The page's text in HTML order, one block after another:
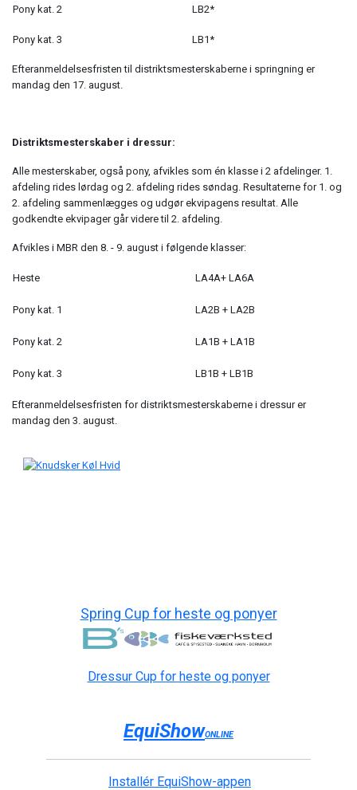
Pony kat. 2 LB2*
Pony kat. 3 LB1*
Efteranmeldelsesfristen til distriktsmesterskaberne i springning er
mandag den 17. august.
Distriktsmesterskaber i dressur:
Alle mesterskaber, også pony, afvikles som én klasse i 2 afdelinger. 1.
afdeling rides lørdag og 2. afdeling rides søndag. Resultaterne for 1. og
2. afdeling sammenlægges og udgør ekvipagens resultat. Alle
godkendte ekvipager går videre til 2. afdeling.
Afvikles i MBR den 8. - 9. august i følgende klasser:
Heste LA4A+ LA6A
Pony kat. 1 LA2B + LA2B
Pony kat. 2 LA1B + LA1B
Pony kat. 3 LB1B + LB1B
Efteranmeldelsesfristen for distriktsmesterskaberne i dressur er
mandag den 3. august.
Spring Cup for heste og ponyer
Dressur Cup for heste og ponyer
EquiShowONLINE
Installér EquiShow-appen